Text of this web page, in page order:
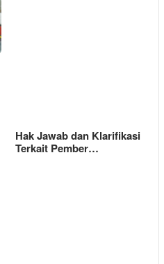
Hak Jawab dan Klarifikasi
Terkait Pember…